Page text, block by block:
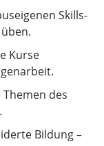
Skills-
Kurse
des
Bildung –